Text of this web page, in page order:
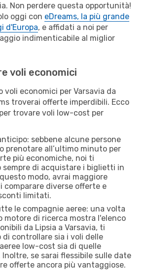
Non perdere questa opportunità!
oggi con eDreams, la più grande
d'Europa, e affidati a noi per
indimenticabile al miglior
voli economici
voli economici per Varsavia da
troverai offerte imperdibili. Ecco
trovare voli low-cost per
sebbene alcune persone
prenotare all’ultimo minuto per
più economiche, noi ti
sempre di acquistare i biglietti in
modo, avrai maggiore
comparare diverse offerte e
limitati.
le compagnie aeree: una volta
motore di ricerca mostra l'elenco
da Lipsia a Varsavia, ti
di controllare sia i voli delle
low-cost sia di quelle
se sarai flessibile sulle date
offerte ancora più vantaggiose.